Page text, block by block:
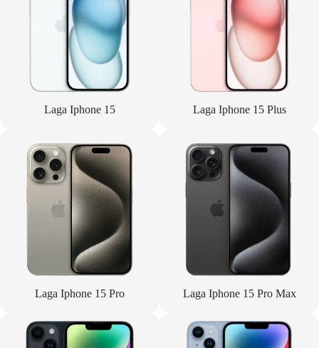
Laga Iphone 15 Laga Iphone 15 Plus
Laga Iphone 15 Pro Laga Iphone 15 Pro Max